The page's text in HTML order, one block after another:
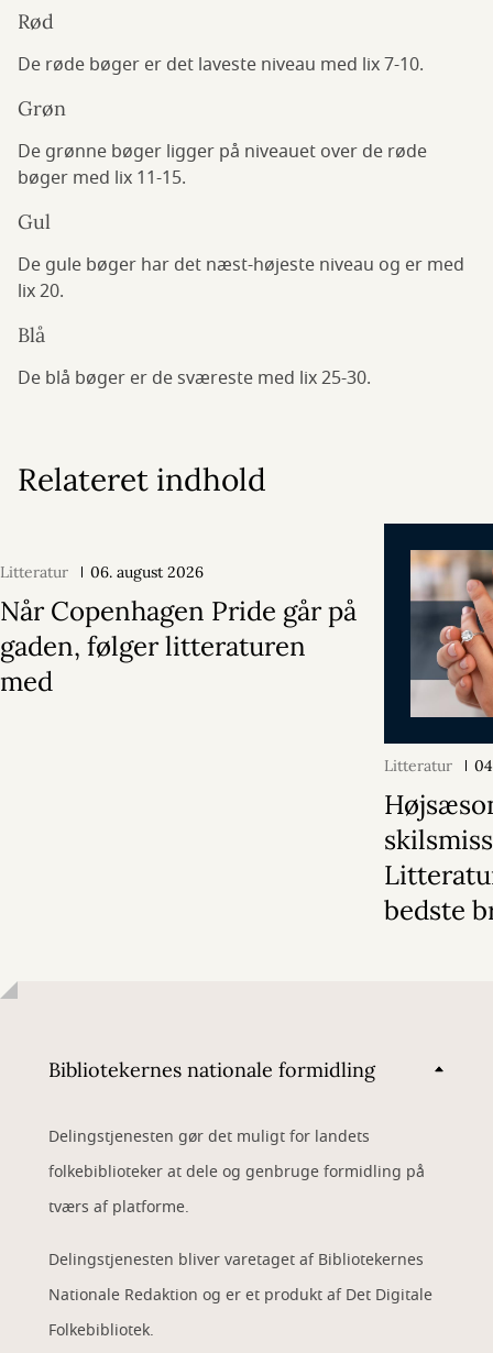
Rød
De røde bøger er det laveste niveau med lix 7-10.
Grøn
De grønne bøger ligger på niveauet over de røde
bøger med lix 11-15.
Gul
De gule bøger har det næst-højeste niveau og er med
lix 20.
Blå
De blå bøger er de sværeste med lix 25-30.
Relateret indhold
Litteratur 06. august 2026
Når Copenhagen Pride går på
gaden, følger litteraturen
med
Litteratur
bedste
Bibliotekernes nationale formidling
Delingstjenesten gør det muligt for landets
folkebiblioteker at dele og genbruge formidling på
tværs af platforme.
Delingstjenesten bliver varetaget af Bibliotekernes
Nationale Redaktion og er et produkt af Det Digitale
Folkebibliotek.